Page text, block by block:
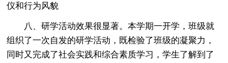
仪和行为风貌
八、研学活动效果很显著。本学期一开学，班级就
组织了一次自发的研学活动，既检验了班级的凝聚力，
同时又完成了社会实践和综合素质学习，学生了解到了